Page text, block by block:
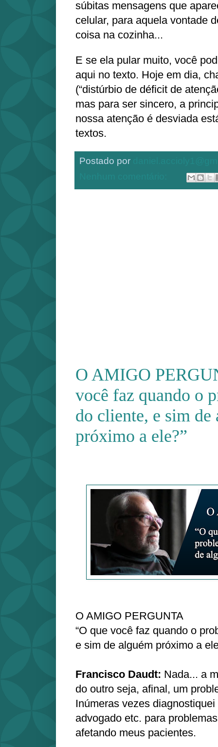
súbitas mensagens que
celular, para aquela vontade
coisa na cozinha...
E se ela pular muito, você
aqui no texto. Hoje em dia,
(“distúrbio de déficit de
mas para ser sincero, a
nossa atenção é desviada
textos.
Postado por
O AMIGO
você faz quando o
do cliente, e sim de
próximo a ele?”
O AMIGO PERGUNTA
“O que você faz quando o
e sim de alguém próximo a
Francisco Daudt: Nada... a
do outro seja, afinal, um
Inúmeras vezes
advogado etc. para
afetando meus pacientes.